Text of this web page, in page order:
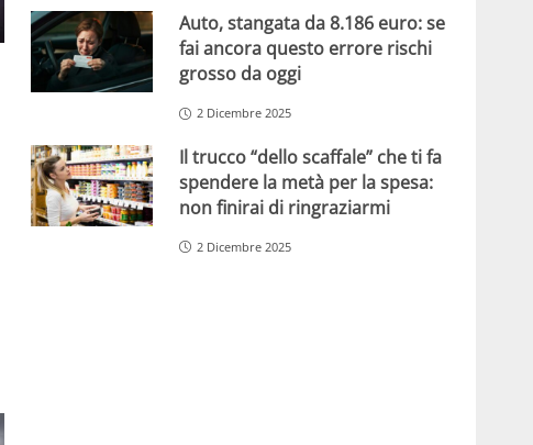
Auto, stangata da 8.186 euro: se
fai ancora questo errore rischi
grosso da oggi
2 Dicembre 2025
Il trucco “dello scaffale” che ti fa
spendere la metà per la spesa:
non finirai di ringraziarmi
2 Dicembre 2025